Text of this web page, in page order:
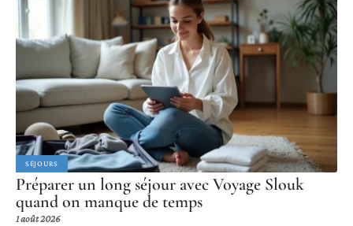
SÉJOURS
Préparer un long séjour avec Voyage Slouk
quand on manque de temps
1 août 2026